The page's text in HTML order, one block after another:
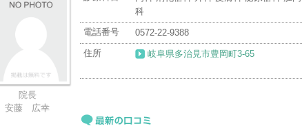
院長
安藤 広幸
科
電話番号
0572-22-9388
住所
岐阜県多治見市豊岡町3-65